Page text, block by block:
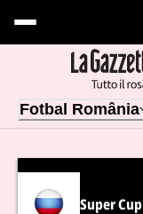
Fotbal România
Super Cup